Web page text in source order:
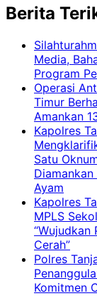
Berita
Media,
Program
Operasi
Timur
Amankan
Kapolres
Satu
Ayam
Kapolres
MPLS
“Wujudkan
Cerah”
Polres
Komitmen